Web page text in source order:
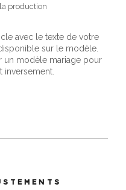
production
avec le texte de votre
sur le modèle.
un modèle mariage pour
inversement.